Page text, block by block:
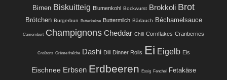
Birnen Biskuitteig Blumenkohl Bockwurst Brokkoli Brot
Brötchen Burgerbun Butterkekse Buttermilch Bärlauch Béchamelsauce
Camembert Champignons Cheddar Chili Cornflakes Cranberries
Croûtons Crème fraîche Dashi Dill Dinner Rolls Ei Eigelb Eis
Eischnee Erbsen Erdbeeren Essig Fenchel Fetakäse